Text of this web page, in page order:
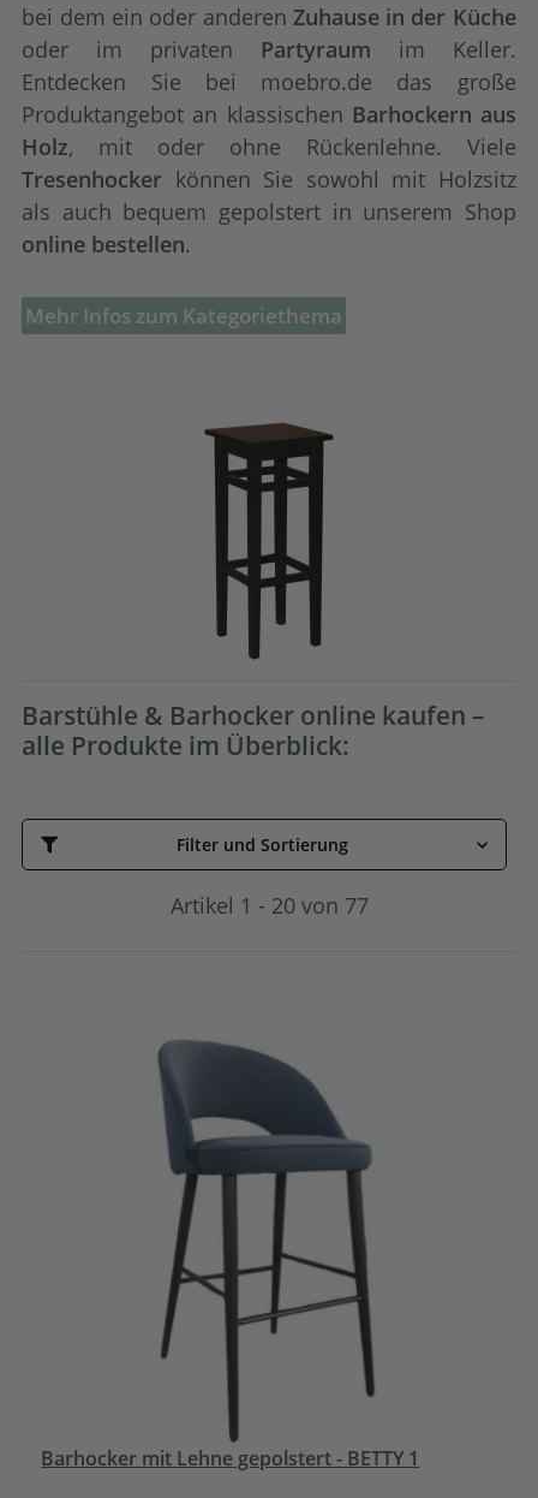
bei dem ein oder anderen Zuhause in der Küche
oder im privaten Partyraum im Keller.
Entdecken Sie bei moebro.de das große
Produktangebot an klassischen Barhockern aus
Holz, mit oder ohne Rückenlehne. Viele
Tresenhocker können Sie sowohl mit Holzsitz
als auch bequem gepolstert in unserem Shop
online bestellen.
Mehr Infos zum Kategoriethema
Barstühle & Barhocker online kaufen –
alle Produkte im Überblick:
Filter und Sortierung
Artikel 1 - 20 von 77
Barhocker mit Lehne gepolstert - BETTY 1